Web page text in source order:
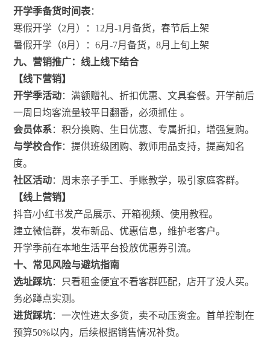
开学季备货时间表：
寒假开学（2月）：12月-1月备货，春节后上架
暑假开学（8月）：6月-7月备货，8月上旬上架
九、营销推广：线上线下结合
【线下营销】
开学季活动：满额赠礼、折扣优惠、文具套餐。开学前后
一周日均客流量较平日翻番，必须抓住 。
会员体系：积分换购、生日优惠、专属折扣，增强复购。
与学校合作：提供班级团购、教师用品支持，提高知名
度。
社区活动：周末亲子手工、手账教学，吸引家庭客群。
【线上营销】
抖音/小红书发产品展示、开箱视频、使用教程。
建立微信群，发布新品、优惠信息，维护老客户。
开学季前在本地生活平台投放优惠券引流。
十、常见风险与避坑指南
选址踩坑：只看租金便宜不看客群匹配，店开了没人买。
务必蹲点实测。
进货踩坑：一次性进太多货，卖不动压资金。首单控制在
预算50%以内，后续根据销售情况补货。